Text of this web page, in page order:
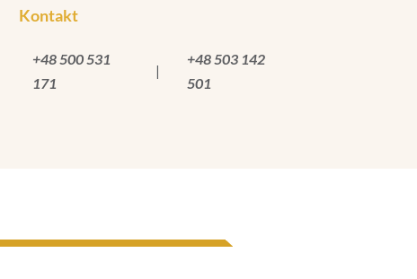
Kontakt
+48 500 531
171
|
+48 503 142
501